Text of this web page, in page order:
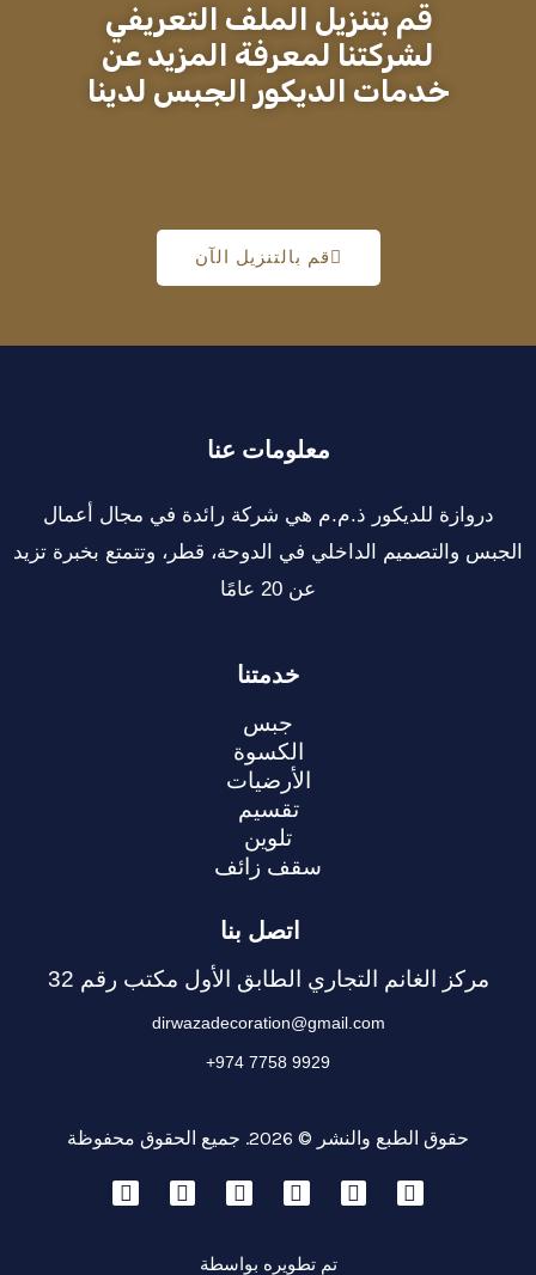
قم بتنزيل الملف التعريفي
لشركتنا لمعرفة المزيد عن
خدمات الديكور الجبس لدينا
قم بالتنزيل الآن
معلومات عنا
دروازة للديكور ذ.م.م هي شركة رائدة في مجال أعمال
الجبس والتصميم الداخلي في الدوحة، قطر، وتتمتع بخبرة تزيد
عن 20 عامًا
خدمتنا
جبس
الكسوة
الأرضيات
تقسيم
تلوين
سقف زائف
اتصل بنا
مركز الغانم التجاري الطابق الأول مكتب رقم 32
dirwazadecoration@gmail.com
+974 7758 9929
حقوق الطبع والنشر © 2026. جميع الحقوق محفوظة
تم تطويره بواسطة